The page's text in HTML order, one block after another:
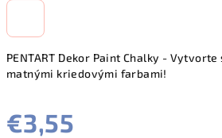
PENTART Dekor Paint Chalky -
matnými kriedovými farbami!
€3,55